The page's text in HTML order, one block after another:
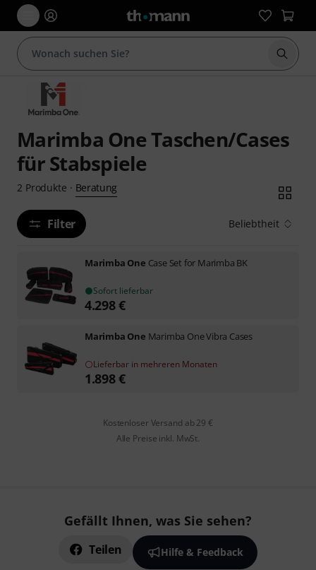
Suche
Marimba One Taschen/Cases
für Stabspiele
2 Produkte · Beratung
Filter Beliebtheit
Marimba One Case Set for Marimba BK
Sofort lieferbar
4.298€
Marimba One Marimba One Vibra Cases
Lieferbar in mehreren Monaten
1.898€
Kostenloser Versand ab 29 €
Alle Preise inkl. MwSt.
Gefällt Ihnen, was Sie sehen?
Teilen Hilfe & Feedback